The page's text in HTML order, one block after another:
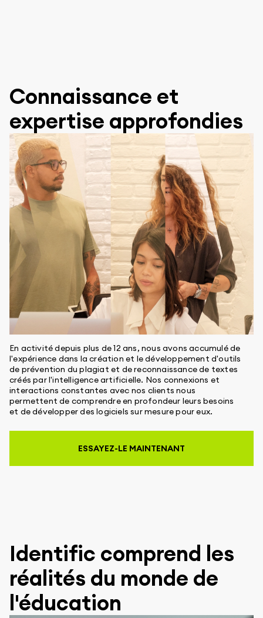
Connaissance et
expertise approfondies
En activité depuis plus de 12 ans, nous avons accumulé de
l'expérience dans la création et le développement d'outils
de prévention du plagiat et de reconnaissance de textes
créés par l'intelligence artificielle. Nos connexions et
interactions constantes avec nos clients nous
permettent de comprendre en profondeur leurs besoins
et de développer des logiciels sur mesure pour eux.
ESSAYEZ-LE MAINTENANT
Identific comprend les
réalités du monde de
l'éducation